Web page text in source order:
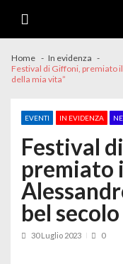
Home
In evidenza
Festival di Giffoni, premiato
della mia vita”
EVENTI IN EVIDENZA
Festival
premiato
bel
30 Luglio 2023 0